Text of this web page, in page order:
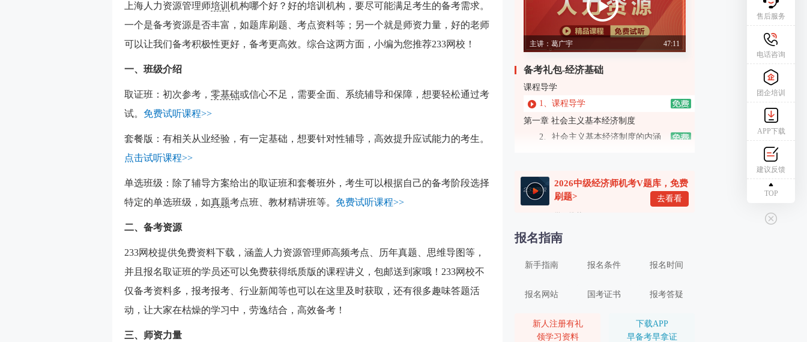
上海人力资源管理师培训 机构哪个好？好的培训机构，要尽可能满足考生的备考需求。
一个是备考资源是否丰富，如题库刷题、考点资料等；另一个就是师资力量，好的老师
可以让我们备考积极性更好，备考更高效。综合这两方面，小编为您推荐233网校！
一、班级介绍
取证班：初次参考， 零基础或信心不足，需要全面、系统辅导和保障，想要轻松通过考
试。 免费试听课程>>
套餐版：有相关从业经验，有一定基础，想要针对性辅导，高效提升应试能力的考生。
点击试听课程>>
单选班级：除了辅导方案给出的取证班和套餐班外，考生可以根据自己的备考阶段选择
特定的单选班级，如真题考点班、教材精讲班等。 免费试听课程>>
二、备考资源
233网校提供免费资料下载，涵盖人力资源管理师高频考点、历年真题、思维导图等，
并且报名取证班的学员还可以免费获得纸质版的课程讲义，包邮送到家哦！233网校不
仅备考资料多，报考报考、行业新闻等也可以在这里及时获取，还有很多趣味答题活
动，让大家在枯燥的学习中，劳逸结合，高效备考！
三、师资力量
主讲：葛广宇 47:11
备考礼包-经济基础
课程导学
1、课程导学
第一章 社会主义基本经济制度
2、社会主义基本经济制度的内涵
第二章 市场需求、供给与均衡价格
8、均衡价格
第三章 生产和成本理论
11、生产者的组织形式和企业理论
2026中级经济师机考V题库，免费
刷题>
去看看
报名指南
新手指南 报名条件 报名时间
报名网站 国考证书 报考答疑
新人注册有礼
领学习资料
下载APP
早备考早拿证
售后服务
电话咨询
团企培训
APP下载
建议反馈
TOP